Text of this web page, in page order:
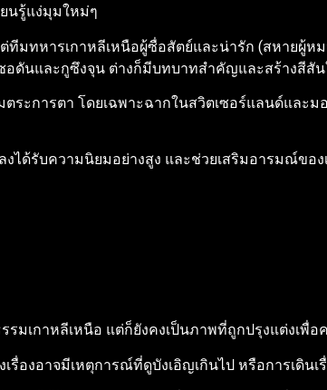
นรู้แง่มุมใหม่ๆ
ทีมทหารเกาหลีเหนือผู้ซื่อสัตย์และน่ารัก (สหายผู้ห
ดันและกูซึงจุน ต่างก็มีบทบาทสำคัญและสร้างสีสัน
ระการตา โดยเฉพาะฉากในสวิตเซอร์แลนด์และม
ได้รับความนิยมอย่างสูง และช่วยเสริมอารมณ์ของ
มเกาหลีเหนือ แต่ก็ยังคงเป็นภาพที่ถูกปรุงแต่งเพื่
รื่องอาจมีเหตุการณ์ที่ดูบังเอิญเกินไป หรือการเดินเ